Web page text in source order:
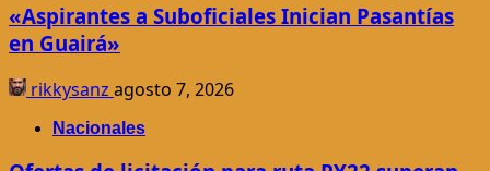
«Aspirantes a Suboficiales Inician Pasantías
en Guairá»
rikkysanz agosto 7, 2026
Nacionales